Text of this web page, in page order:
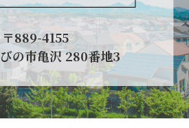
〒889-4155
の市亀沢 280番地3